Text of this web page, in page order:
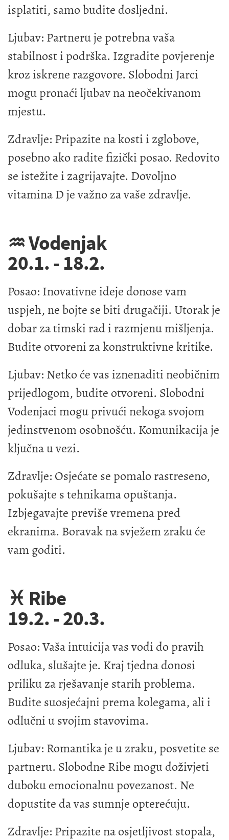
isplatiti, samo budite dosljedni.
Ljubav: Partneru je potrebna vaša
stabilnost i podrška. Izgradite povjerenje
kroz iskrene razgovore. Slobodni Jarci
mogu pronaći ljubav na neočekivanom
mjestu.
Zdravlje: Pripazite na kosti i zglobove,
posebno ako radite fizički posao. Redovito
se istežite i zagrijavajte. Dovoljno
vitamina D je važno za vaše zdravlje.
♒ Vodenjak
20.1. - 18.2.
Posao: Inovativne ideje donose vam
uspjeh, ne bojte se biti drugačiji. Utorak je
dobar za timski rad i razmjenu mišljenja.
Budite otvoreni za konstruktivne kritike.
Ljubav: Netko će vas iznenaditi neobičnim
prijedlogom, budite otvoreni. Slobodni
Vodenjaci mogu privući nekoga svojom
jedinstvenom osobnošću. Komunikacija je
ključna u vezi.
Zdravlje: Osjećate se pomalo rastreseno,
pokušajte s tehnikama opuštanja.
Izbjegavajte previše vremena pred
ekranima. Boravak na svježem zraku će
vam goditi.
♓ Ribe
19.2. - 20.3.
Posao: Vaša intuicija vas vodi do pravih
odluka, slušajte je. Kraj tjedna donosi
priliku za rješavanje starih problema.
Budite suosjećajni prema kolegama, ali i
odlučni u svojim stavovima.
Ljubav: Romantika je u zraku, posvetite se
partneru. Slobodne Ribe mogu doživjeti
duboku emocionalnu povezanost. Ne
dopustite da vas sumnje opterećuju.
Zdravlje: Pripazite na osjetljivost stopala,